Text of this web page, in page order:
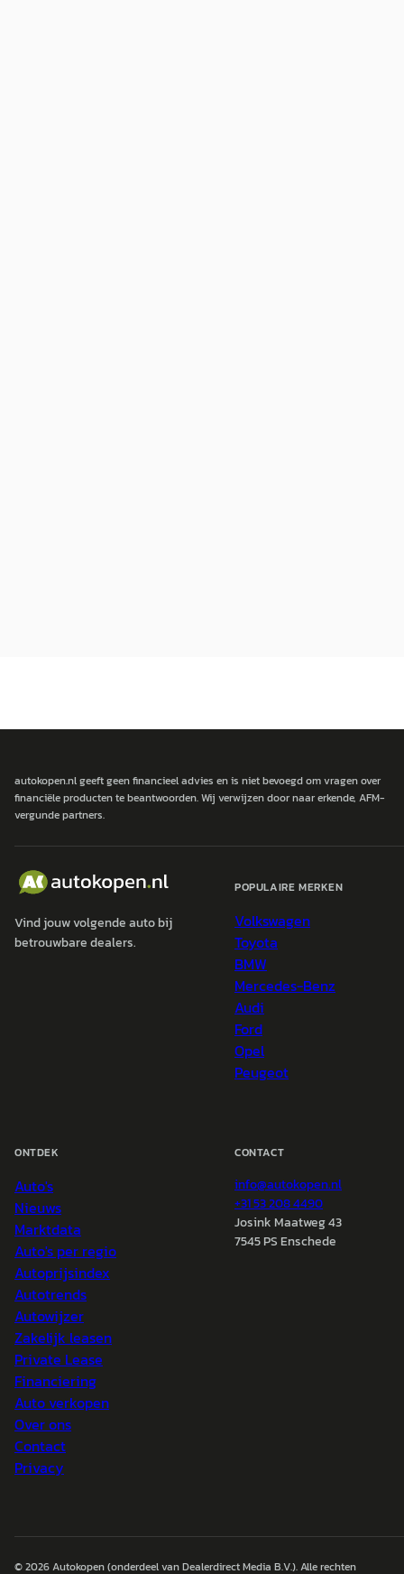
autokopen.nl geeft geen financieel advies en is niet bevoegd om vragen over
financiële producten te beantwoorden. Wij verwijzen door naar erkende, AFM-
vergunde partners.
Vind jouw volgende auto bij
betrouwbare dealers.
POPULAIRE MERKEN
Volkswagen
Toyota
BMW
Mercedes-Benz
Audi
Ford
Opel
Peugeot
ONTDEK
Auto's
Nieuws
Marktdata
Auto's per regio
Autoprijsindex
Autotrends
Autowijzer
Zakelijk leasen
Private Lease
Financiering
Auto verkopen
Over ons
Contact
Privacy
CONTACT
info@autokopen.nl
+31 53 208 4490
Josink Maatweg 43
7545 PS Enschede
© 2026Autokopen(onderdeel van Dealerdirect Media B.V.). Alle rechten